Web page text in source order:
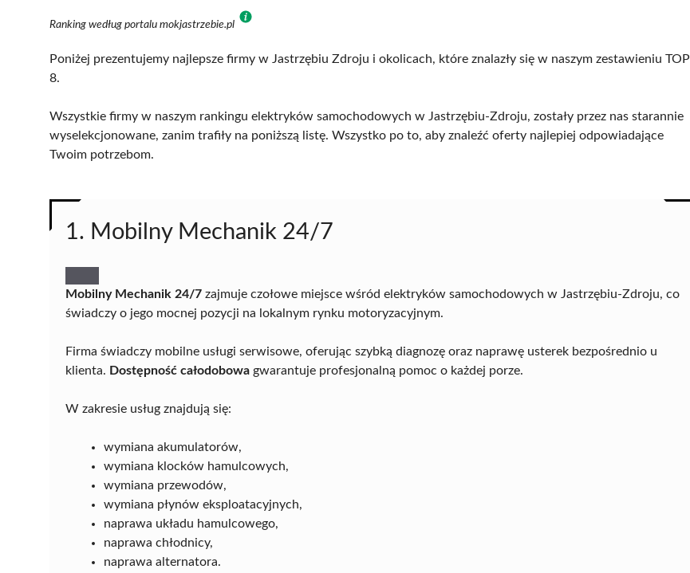
Ranking według portalu mokjastrzebie.pl
Poniżej prezentujemy najlepsze firmy w Jastrzębiu Zdroju i okolicach, które znalazły się w naszym zestawieniu TOP
8.
Wszystkie firmy w naszym rankingu elektryków samochodowych w Jastrzębiu-Zdroju, zostały przez nas starannie
wyselekcjonowane, zanim trafiły na poniższą listę. Wszystko po to, aby znaleźć oferty najlepiej odpowiadające
Twoim potrzebom.
1. Mobilny Mechanik 24/7
Mobilny Mechanik 24/7 zajmuje czołowe miejsce wśród elektryków samochodowych w Jastrzębiu-Zdroju, co
świadczy o jego mocnej pozycji na lokalnym rynku motoryzacyjnym.
Firma świadczy mobilne usługi serwisowe, oferując szybką diagnozę oraz naprawę usterek bezpośrednio u
klienta. Dostępność całodobowa gwarantuje profesjonalną pomoc o każdej porze.
W zakresie usług znajdują się:
wymiana akumulatorów,
wymiana klocków hamulcowych,
wymiana przewodów,
wymiana płynów eksploatacyjnych,
naprawa układu hamulcowego,
naprawa chłodnicy,
naprawa alternatora.